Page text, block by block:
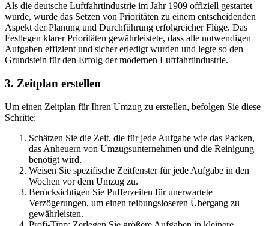
Als die deutsche Luftfahrtindustrie im Jahr 1909 offiziell gestartet
wurde, wurde das Setzen von Prioritäten zu einem entscheidenden
Aspekt der Planung und Durchführung erfolgreicher Flüge. Das
Festlegen klarer Prioritäten gewährleistete, dass alle notwendigen
Aufgaben effizient und sicher erledigt wurden und legte so den
Grundstein für den Erfolg der modernen Luftfahrtindustrie.
3. Zeitplan erstellen
Um einen Zeitplan für Ihren Umzug zu erstellen, befolgen Sie diese
Schritte:
Schätzen Sie die Zeit, die für jede Aufgabe wie das Packen,
das Anheuern von Umzugsunternehmen und die Reinigung
benötigt wird.
Weisen Sie spezifische Zeitfenster für jede Aufgabe in den
Wochen vor dem Umzug zu.
Berücksichtigen Sie Pufferzeiten für unerwartete
Verzögerungen, um einen reibungsloseren Übergang zu
gewährleisten.